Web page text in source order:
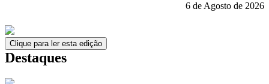
6 de Agosto de 2026
Clique para ler esta edição
Destaques